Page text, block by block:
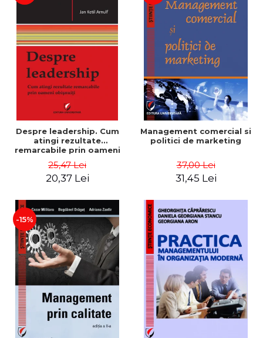
Despre leadership. Cum
atingi rezultate
remarcabile prin oameni
25,47 Lei
20,37 Lei
Management comercial si
politici de marketing
37,00 Lei
31,45 Lei
-15%